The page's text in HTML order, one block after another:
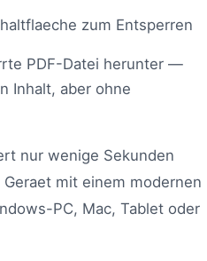
zum Entsperren
PDF-Datei herunter —
Inhalt, aber ohne
nur wenige Sekunden
mit einem modernen
PC, Mac, Tablet oder